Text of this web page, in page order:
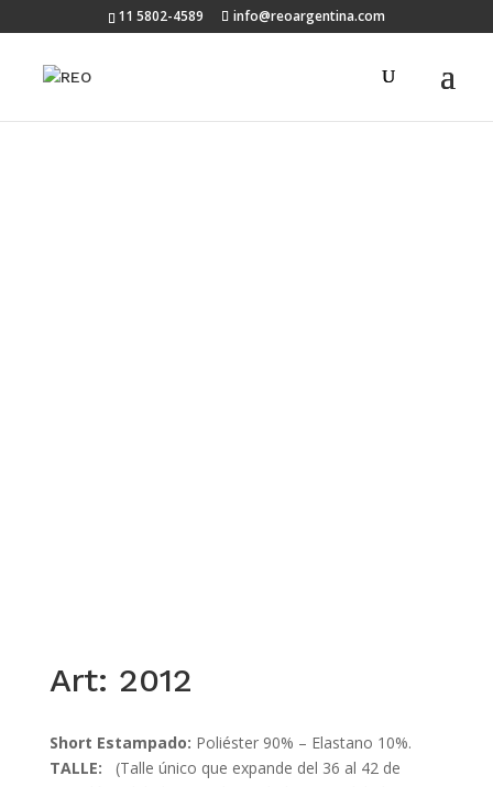
11 5802-4589 info@reoargentina.com
Art: 2012
Short Estampado: Poliéster 90% – Elastano 10%.
TALLE:
(Talle único que expande del 36 al 42 de